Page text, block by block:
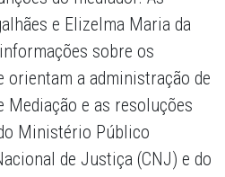
e Elizelma Maria da
sobre os
orientam a administração de
Mediação e as resoluções
Ministério Público
de Justiça (CNJ) e do